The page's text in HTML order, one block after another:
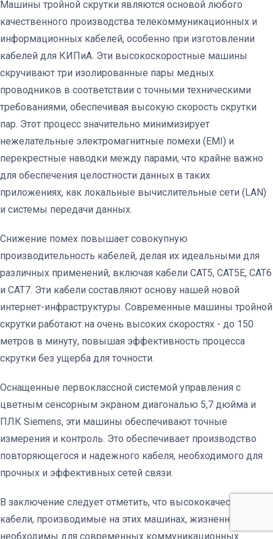
Машины тройной скрутки являются основой любого
качественного производства телекоммуникационных и
информационных кабелей, особенно при изготовлении
кабелей для КИПиА. Эти высокоскоростные машины
скручивают три изолированные пары медных
проводников в соответствии с точными техническими
требованиями, обеспечивая высокую скорость скрутки
пар. Этот процесс значительно минимизирует
нежелательные электромагнитные помехи (EMI) и
перекрестные наводки между парами, что крайне важно
для обеспечения целостности данных в таких
приложениях, как локальные вычислительные сети (LAN)
и системы передачи данных.
Снижение помех повышает совокупную
производительность кабелей, делая их идеальными для
различных применений, включая кабели CAT5, CAT5E, CAT6
и CAT7. Эти кабели составляют основу нашей новой
интернет-инфраструктуры. Современные машины тройной
скрутки работают на очень высоких скоростях - до 150
метров в минуту, повышая эффективность процесса
скрутки без ущерба для точности.
Оснащенные первоклассной системой управления с
цветным сенсорным экраном диагональю 5,7 дюйма и
ПЛК Siemens, эти машины обеспечивают точные
измерения и контроль. Это обеспечивает производство
повторяющегося и надежного кабеля, необходимого для
прочных и эффективных сетей связи.
В заключение следует отметить, что высококачественные
кабели, производимые на этих машинах, жизненно
необходимы для современных коммуникационных